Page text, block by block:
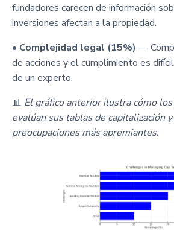
fundadores carecen de información
inversiones afectan a la propiedad.
• Complejidad legal (15%) —
de acciones y el cumplimiento es
de un experto.
📊 El gráfico anterior ilustra cómo
evalúan sus tablas de capitalización
preocupaciones más apremiantes.